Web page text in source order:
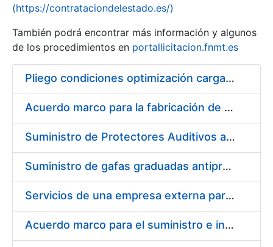
Erakutsi/Ezkutatu
(https://contrataciondelestado.es/)
También podrá encontrar más información y algunos
de los procedimientos en portallicitacion.fnmt.es
Pliego condiciones optimización cargas compras firmado
Acuerdo marco para la fabricación de piezas
Suministro de Protectores Auditivos a medida para las personas trabajadoras de los Centros de Trabajo de Madrid y Burgos
Suministro de gafas graduadas antiproyecciones para los trabajadores de la FNMT-RCM en los centros de trabajo de Madrid y Burgos
Servicios de una empresa externa para el asesoramiento y resolución de los recursos de alzada que se presentan relacionados con procesos de selección para la FNMT-RCM
Acuerdo marco para el suministro e instalación de persianas, estores y otros complementos